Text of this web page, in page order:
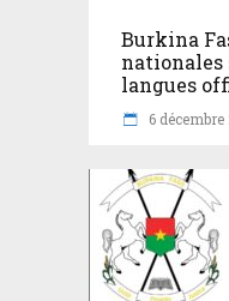
Burkina
nationales
langues
6 décembre